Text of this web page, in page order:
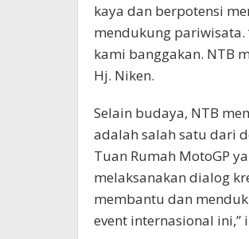
kaya dan berpotensi
mendukung pariwisata.
kami banggakan. NTB
Hj. Niken.
Selain budaya, NTB
adalah salah satu dari
Tuan Rumah MotoGP
melaksanakan dialog
membantu dan
event internasional ini,”